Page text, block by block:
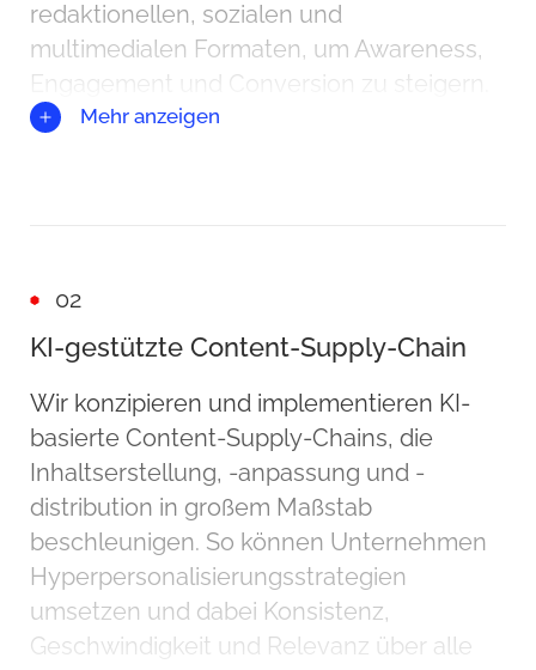
redaktionellen, sozialen und
multimedialen Formaten, um Awareness,
Engagement und Conversion zu steigern.
Mehr anzeigen
02
KI-gestützte Content-Supply-Chain
Wir konzipieren und implementieren KI-
basierte Content-Supply-Chains, die
Inhaltserstellung, -anpassung und -
distribution in großem Maßstab
beschleunigen. So können Unternehmen
Hyperpersonalisierungsstrategien
umsetzen und dabei Konsistenz,
Geschwindigkeit und Relevanz über alle